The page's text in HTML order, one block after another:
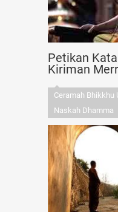
Petikan
Kiriman
Ceramah Bhikkhu
Naskah Dhamma